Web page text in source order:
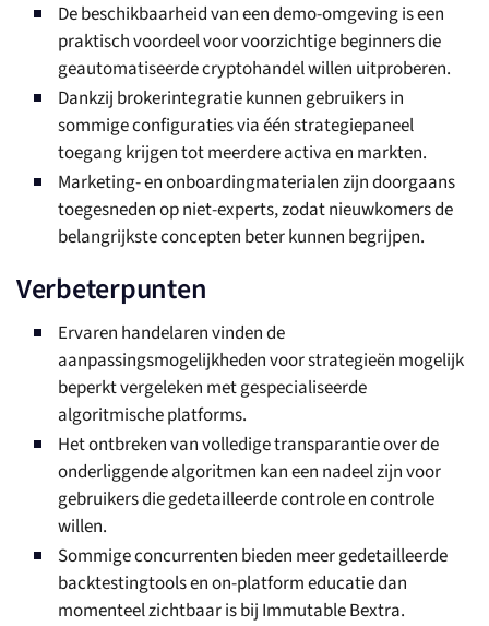
De beschikbaarheid van een demo-omgeving is een
praktisch voordeel voor voorzichtige beginners die
geautomatiseerde cryptohandel willen uitproberen.
Dankzij brokerintegratie kunnen gebruikers in
sommige configuraties via één strategiepaneel
toegang krijgen tot meerdere activa en markten.
Marketing- en onboardingmaterialen zijn doorgaans
toegesneden op niet-experts, zodat nieuwkomers de
belangrijkste concepten beter kunnen begrijpen.
Verbeterpunten
Ervaren handelaren vinden de
aanpassingsmogelijkheden voor strategieën mogelijk
beperkt vergeleken met gespecialiseerde
algoritmische platforms.
Het ontbreken van volledige transparantie over de
onderliggende algoritmen kan een nadeel zijn voor
gebruikers die gedetailleerde controle en controle
willen.
Sommige concurrenten bieden meer gedetailleerde
backtestingtools en on-platform educatie dan
momenteel zichtbaar is bij Immutable Bextra.